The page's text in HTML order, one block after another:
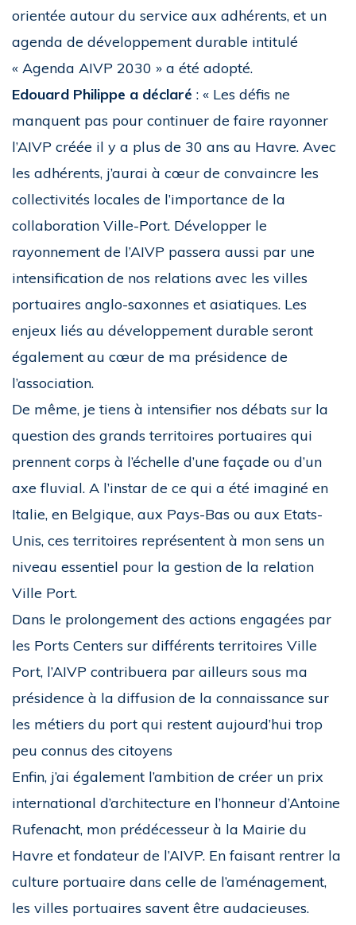
orientée autour du service aux adhérents, et un
agenda de développement durable intitulé
« Agenda AIVP 2030 » a été adopté.
Edouard Philippe a déclaré : « Les défis ne
manquent pas pour continuer de faire rayonner
l’AIVP créée il y a plus de 30 ans au Havre. Avec
les adhérents, j’aurai à cœur de convaincre les
collectivités locales de l’importance de la
collaboration Ville-Port. Développer le
rayonnement de l’AIVP passera aussi par une
intensification de nos relations avec les villes
portuaires anglo-saxonnes et asiatiques. Les
enjeux liés au développement durable seront
également au cœur de ma présidence de
l’association.
De même, je tiens à intensifier nos débats sur la
question des grands territoires portuaires qui
prennent corps à l’échelle d’une façade ou d’un
axe fluvial. A l’instar de ce qui a été imaginé en
Italie, en Belgique, aux Pays-Bas ou aux Etats-
Unis, ces territoires représentent à mon sens un
niveau essentiel pour la gestion de la relation
Ville Port.
Dans le prolongement des actions engagées par
les Ports Centers sur différents territoires Ville
Port, l’AIVP contribuera par ailleurs sous ma
présidence à la diffusion de la connaissance sur
les métiers du port qui restent aujourd’hui trop
peu connus des citoyens
Enfin, j’ai également l’ambition de créer un prix
international d’architecture en l’honneur d’Antoine
Rufenacht, mon prédécesseur à la Mairie du
Havre et fondateur de l’AIVP. En faisant rentrer la
culture portuaire dans celle de l’aménagement,
les villes portuaires savent être audacieuses.